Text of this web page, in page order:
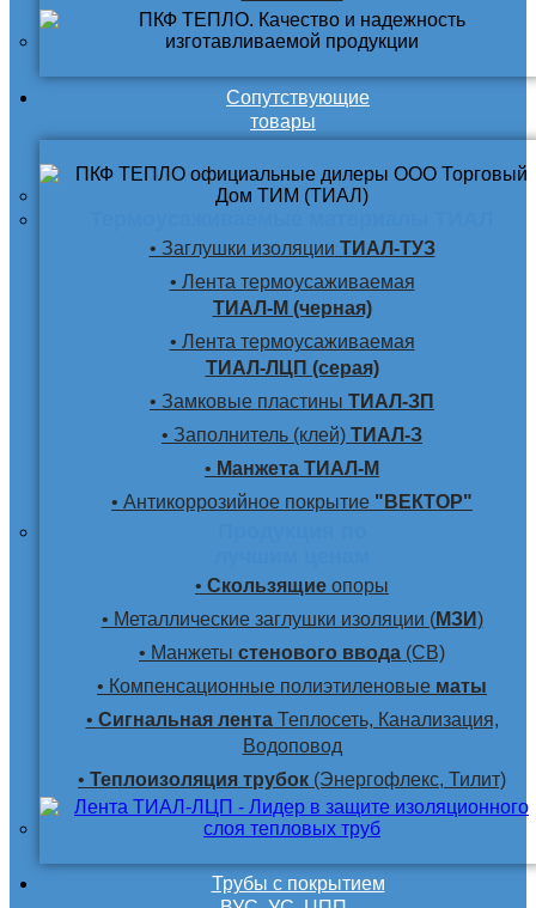
Сопутствующие
товары
• Заглушки изоляции ТИАЛ-ТУЗ
• Лента термоусаживаемая
ТИАЛ-М (черная)
• Лента термоусаживаемая
ТИАЛ-ЛЦП (серая)
• Замковые пластины ТИАЛ-ЗП
• Заполнитель (клей) ТИАЛ-З
• Манжета ТИАЛ-М
• Антикоррозийное покрытие "ВЕКТОР"
• Скользящие опоры
• Металлические заглушки изоляции (МЗИ)
• Манжеты стенового ввода (СВ)
• Компенсационные полиэтиленовые маты
• Сигнальная лентаТеплосеть, Канализация,
Водоповод
• Теплоизоляция трубок (Энергофлекс, Тилит)
Трубы с покрытием